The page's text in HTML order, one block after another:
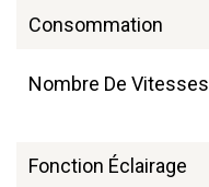
Consommation
Nombre De Vitesses
Fonction Éclairage